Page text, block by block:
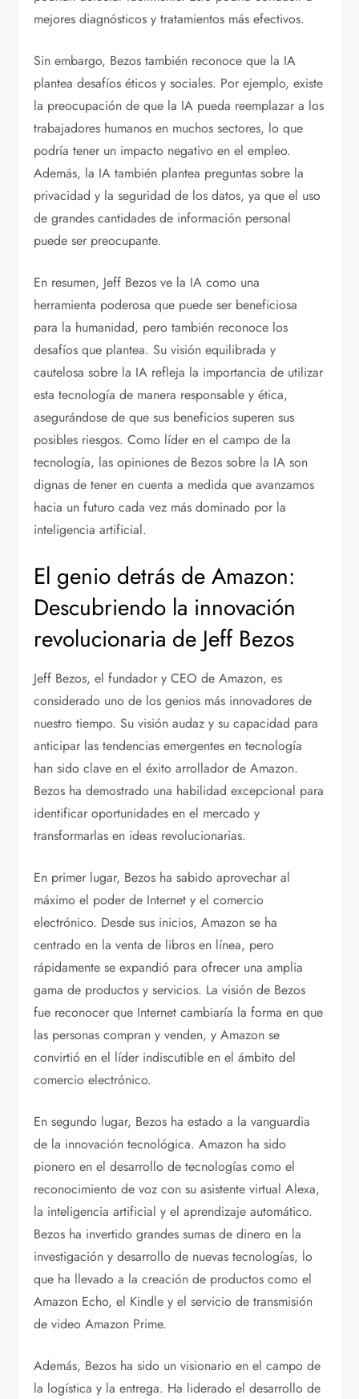
mejores diagnósticos y tratamientos más efectivos.
Sin embargo, Bezos también reconoce que la IA
plantea desafíos éticos y sociales. Por ejemplo, existe
la preocupación de que la IA pueda reemplazar a los
trabajadores humanos en muchos sectores, lo que
podría tener un impacto negativo en el empleo.
Además, la IA también plantea preguntas sobre la
privacidad y la seguridad de los datos, ya que el uso
de grandes cantidades de información personal
puede ser preocupante.
En resumen, Jeff Bezos ve la IA como una
herramienta poderosa que puede ser beneficiosa
para la humanidad, pero también reconoce los
desafíos que plantea. Su visión equilibrada y
cautelosa sobre la IA refleja la importancia de utilizar
esta tecnología de manera responsable y ética,
asegurándose de que sus beneficios superen sus
posibles riesgos. Como líder en el campo de la
tecnología, las opiniones de Bezos sobre la IA son
dignas de tener en cuenta a medida que avanzamos
hacia un futuro cada vez más dominado por la
inteligencia artificial.
El genio detrás de Amazon:
Descubriendo la innovación
revolucionaria de Jeff Bezos
Jeff Bezos, el fundador y CEO de Amazon, es
considerado uno de los genios más innovadores de
nuestro tiempo. Su visión audaz y su capacidad para
anticipar las tendencias emergentes en tecnología
han sido clave en el éxito arrollador de Amazon.
Bezos ha demostrado una habilidad excepcional para
identificar oportunidades en el mercado y
transformarlas en ideas revolucionarias.
En primer lugar, Bezos ha sabido aprovechar al
máximo el poder de Internet y el comercio
electrónico. Desde sus inicios, Amazon se ha
centrado en la venta de libros en línea, pero
rápidamente se expandió para ofrecer una amplia
gama de productos y servicios. La visión de Bezos
fue reconocer que Internet cambiaría la forma en que
las personas compran y venden, y Amazon se
convirtió en el líder indiscutible en el ámbito del
comercio electrónico.
En segundo lugar, Bezos ha estado a la vanguardia
de la innovación tecnológica. Amazon ha sido
pionero en el desarrollo de tecnologías como el
reconocimiento de voz con su asistente virtual Alexa,
la inteligencia artificial y el aprendizaje automático.
Bezos ha invertido grandes sumas de dinero en la
investigación y desarrollo de nuevas tecnologías, lo
que ha llevado a la creación de productos como el
Amazon Echo, el Kindle y el servicio de transmisión
de video Amazon Prime.
Además, Bezos ha sido un visionario en el campo de
la logística y la entrega. Ha liderado el desarrollo de